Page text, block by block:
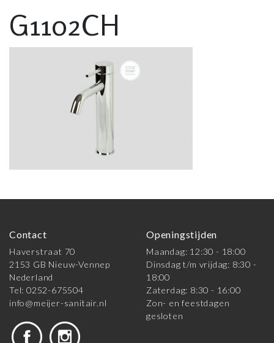
G1102CH
Contact
Haverstraat 70
2153 GB Nieuw-Vennep
Nederland
Tel: 0252-675504
info@meijer-sanitair.nl
Openingstijden
Maandag: 12:30 - 18:00
Dinsdag t/m vrijdag: 8:30 -
18:00
Zaterdag: 8:30 - 16:00
Zon- en feestdagen
gesloten